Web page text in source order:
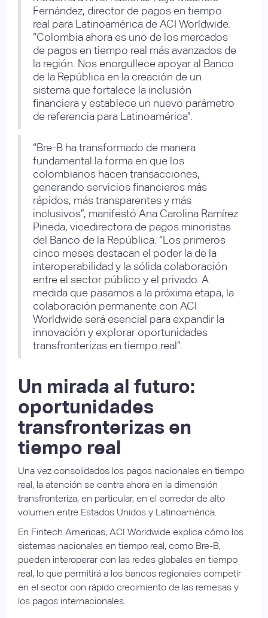
Fernández, director de pagos en tiempo
real para Latinoamérica de ACI Worldwide.
“Colombia ahora es uno de los mercados
de pagos en tiempo real más avanzados de
la región. Nos enorgullece apoyar al Banco
de la República en la creación de un
sistema que fortalece la inclusión
financiera y establece un nuevo parámetro
de referencia para Latinoamérica”.
“Bre-B ha transformado de manera
fundamental la forma en que los
colombianos hacen transacciones,
generando servicios financieros más
rápidos, más transparentes y más
inclusivos”, manifestó Ana Carolina Ramírez
Pineda, vicedirectora de pagos minoristas
del Banco de la República. “Los primeros
cinco meses destacan el poder la de la
interoperabilidad y la sólida colaboración
entre el sector público y el privado. A
medida que pasamos a la próxima etapa, la
colaboración permanente con ACI
Worldwide será esencial para expandir la
innovación y explorar oportunidades
transfronterizas en tiempo real”.
Un mirada al futuro:
oportunidades
transfronterizas en
tiempo real
Una vez consolidados los pagos nacionales en tiempo
real, la atención se centra ahora en la dimensión
transfronteriza, en particular, en el corredor de alto
volumen entre Estados Unidos y Latinoamérica.
En Fintech Americas, ACI Worldwide explica cómo los
sistemas nacionales en tiempo real, como Bre-B,
pueden interoperar con las redes globales en tiempo
real, lo que permitirá a los bancos regionales competir
en el sector con rápido crecimiento de las remesas y
los pagos internacionales.